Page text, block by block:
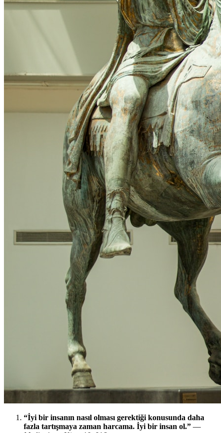
“İyi bir insanın nasıl olması gerektiği konusunda daha
fazla tartışmaya zaman harcama. İyi bir insan ol.” —